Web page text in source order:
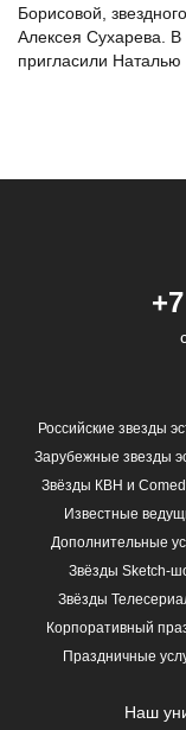
Борисовой,
Алексея Сухарева. В
пригласили Наталью
Российские звезды
Зарубежные звезды
Звёзды КВН и
Известные
Дополнительные
Звёзды Sketch-
Звёзды
Корпоративный
Праздничные
Наш